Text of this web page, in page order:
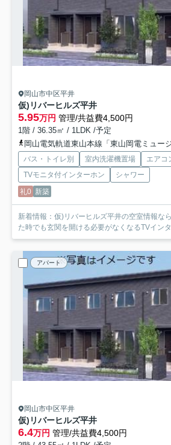
岡山市中区平井
仮)リバーヒルズ平井
5.95万円 管理/共益費4,500円
1階 / 36.35㎡ / 1LDK /予定
岡山電気軌道東山本線「東山岡電ミュージアム」駅 バ
バス・トイレ別 室内洗濯機置場 エアコ
TVモニタ付インターホン
シャワー
礼0 新築
新着情報：仮)リバーヒルズ平井の空室情報な
た時でも玄関を開ける必要がなくなるTVイン
アパート
岡山市中区平井
仮)リバーヒルズ平井
6.4万円 管理/共益費4,500円